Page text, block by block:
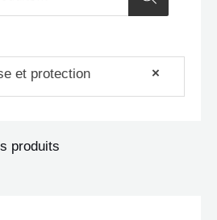
×
et protection
produits